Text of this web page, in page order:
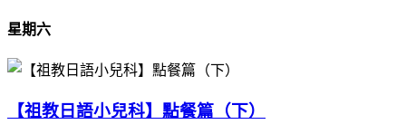
星期六
【祖教日語小兒科】點餐篇（下）